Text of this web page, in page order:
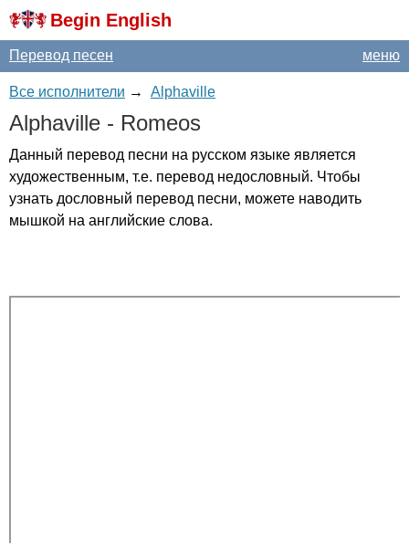
Begin English
меню
Перевод песен
Все исполнители → Alphaville
Alphaville - Romeos
Данный перевод песни на русском языке является
художественным, т.е. перевод недословный. Чтобы
узнать дословный перевод песни, можете наводить
мышкой на английские слова.